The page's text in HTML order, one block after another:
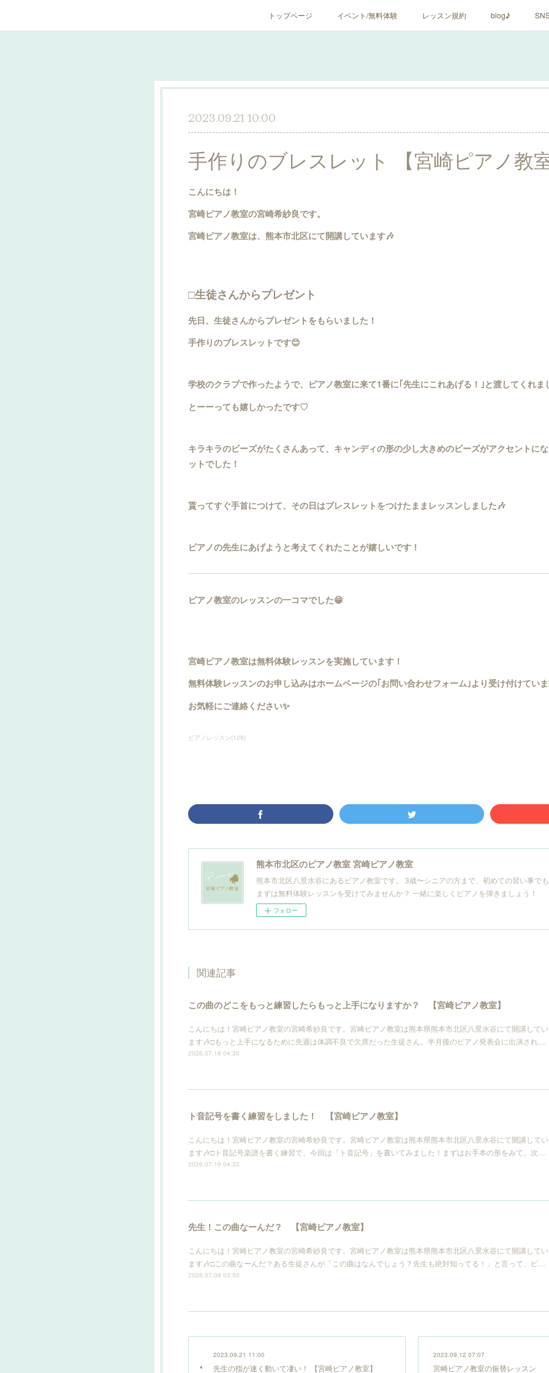
トップページ イベント/無料体験 レッスン規約 blog♪
2023.09.21 10:00
手作りのブレスレット 【宮崎ピアノ教
こんにちは！
宮崎ピアノ教室の宮崎希紗良です。
宮崎ピアノ教室は、熊本市北区にて開講しています🎶
□生徒さんからプレゼント
先日、生徒さんからプレゼントをもらいました！
手作りのブレスレットです😊
学校のクラブで作ったようで、ピアノ教室に来て1番に｢先生にこれあげる！｣と渡してくれま
とーーっても嬉しかったです♡
キラキラのビーズがたくさんあって、キャンディの形の少し大きめのビーズがアクセントに
ットでした！
貰ってすぐ手首につけて、その日はブレスレットをつけたままレッスンしました🎶
ピアノの先生にあげようと考えてくれたことが嬉しいです！
ピアノ教室のレッスンの一コマでした😁
宮崎ピアノ教室は無料体験レッスンを実施しています！
無料体験レッスンのお申し込みはホームページの｢お問い合わせフォーム｣より受け付けてい
お気軽にご連絡ください✨
ピアノレッスン(129)
熊本市北区のピアノ教室 宮崎ピアノ教室
熊本市北区八景水谷にあるピアノ教室です。 3歳〜シニアの方まで、初めての習い事で
まずは無料体験レッスンを受けてみませんか？ 一緒に楽しくピアノを弾きましょう！
フォロー
関連記事
この曲のどこをもっと練習したらもっと上手になりますか？ 【宮崎ピアノ教室】
こんにちは！宮崎ピアノ教室の宮崎希紗良です。宮崎ピアノ教室は熊本県熊本市北区八景水谷にて開講してい
ます🎶□もっと上手になるために先週は体調不良で欠席だった生徒さん。半月後のピアノ発表会に出演され…
2026.07.18 04:30
ト音記号を書く練習をしました！ 【宮崎ピアノ教室】
こんにちは！宮崎ピアノ教室の宮崎希紗良です。宮崎ピアノ教室は熊本県熊本市北区八景水谷にて開講してい
ます🎶□ト音記号楽譜を書く練習で、今回は「ト音記号」を書いてみました！まずはお手本の形をみて、次…
2026.07.10 04:33
先生！この曲なーんだ？ 【宮崎ピアノ教室】
こんにちは！宮崎ピアノ教室の宮崎希紗良です。宮崎ピアノ教室は熊本県熊本市北区八景水谷にて開講してい
ます🎶□この曲なーんだ？ある生徒さんが「この曲はなんでしょう？先生も絶対知ってる！」と言って、ピ…
2026.07.08 03:50
2023.09.21 11:00
先生の指が速く動いて凄い！ 【宮崎ピアノ教室】
2023.09.12 07:07
宮崎ピアノ教室の振替レッスン